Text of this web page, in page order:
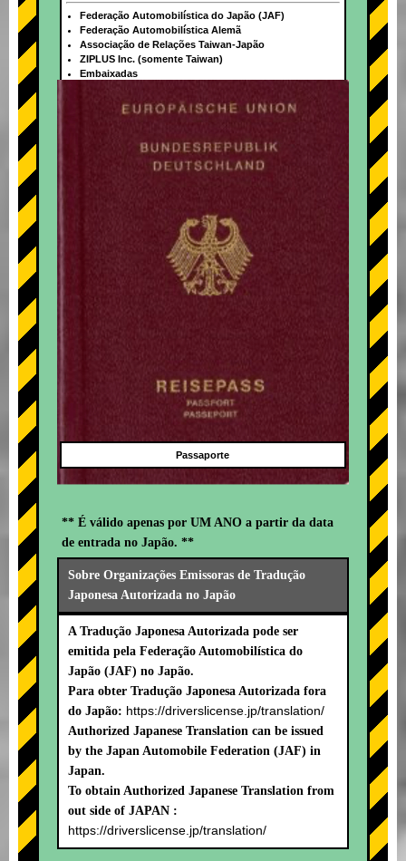
+
Federação Automobilística do Japão (JAF)
Federação Automobilística Alemã
Associação de Relações Taiwan-Japão
ZIPLUS Inc. (somente Taiwan)
Embaixadas
Passaporte
** É válido apenas por UM ANO a partir da data
de entrada no Japão. **
Sobre Organizações Emissoras de Tradução
Japonesa Autorizada no Japão
A Tradução Japonesa Autorizada pode ser
emitida pela Federação Automobilística do
Japão (JAF) no Japão.
Para obter Tradução Japonesa Autorizada fora
do Japão: https://driverslicense.jp/translation/
Authorized Japanese Translation can be issued
by the Japan Automobile Federation (JAF) in
Japan.
To obtain Authorized Japanese Translation from
out side of JAPAN :
https://driverslicense.jp/translation/